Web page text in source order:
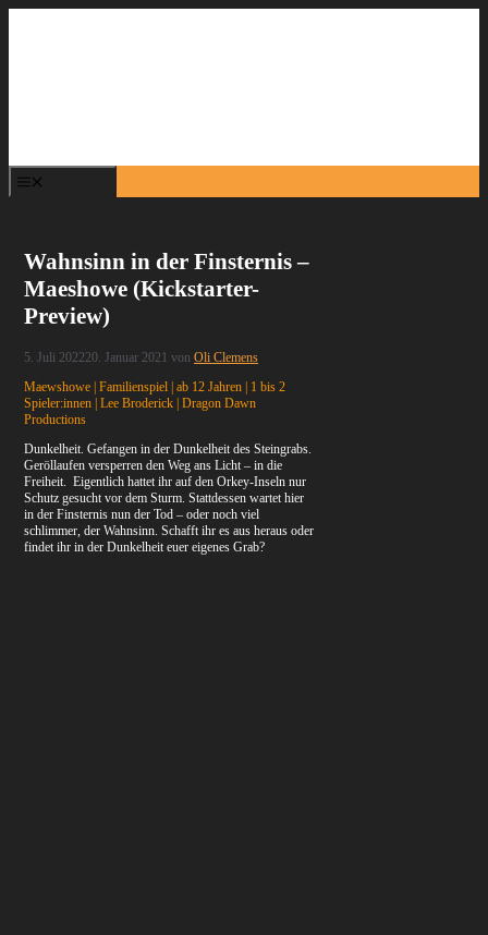
Wahnsinn in der Finsternis –
Maeshowe (Kickstarter-
Preview)
5. Juli 202220. Januar 2021 vonOli Clemens
Maewshowe | Familienspiel | ab 12 Jahren | 1 bis 2
Spieler:innen | Lee Broderick | Dragon Dawn
Productions
Dunkelheit. Gefangen in der Dunkelheit des Steingrabs.
Geröllaufen versperren den Weg ans Licht – in die
Freiheit. Eigentlich hattet ihr auf den Orkey-Inseln nur
Schutz gesucht vor dem Sturm. Stattdessen wartet hier
in der Finsternis nun der Tod – oder noch viel
schlimmer, der Wahnsinn. Schafft ihr es aus heraus oder
findet ihr in der Dunkelheit euer eigenes Grab?